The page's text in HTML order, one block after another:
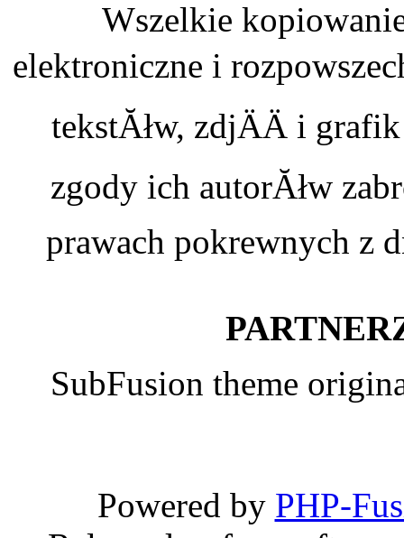
Wszelkie
elektroniczne i
tekstĂłw, zdjÄÄ i
zgody ich autorĂłw
prawach pokrewnych z
SubFusion theme
Powered by PHP-